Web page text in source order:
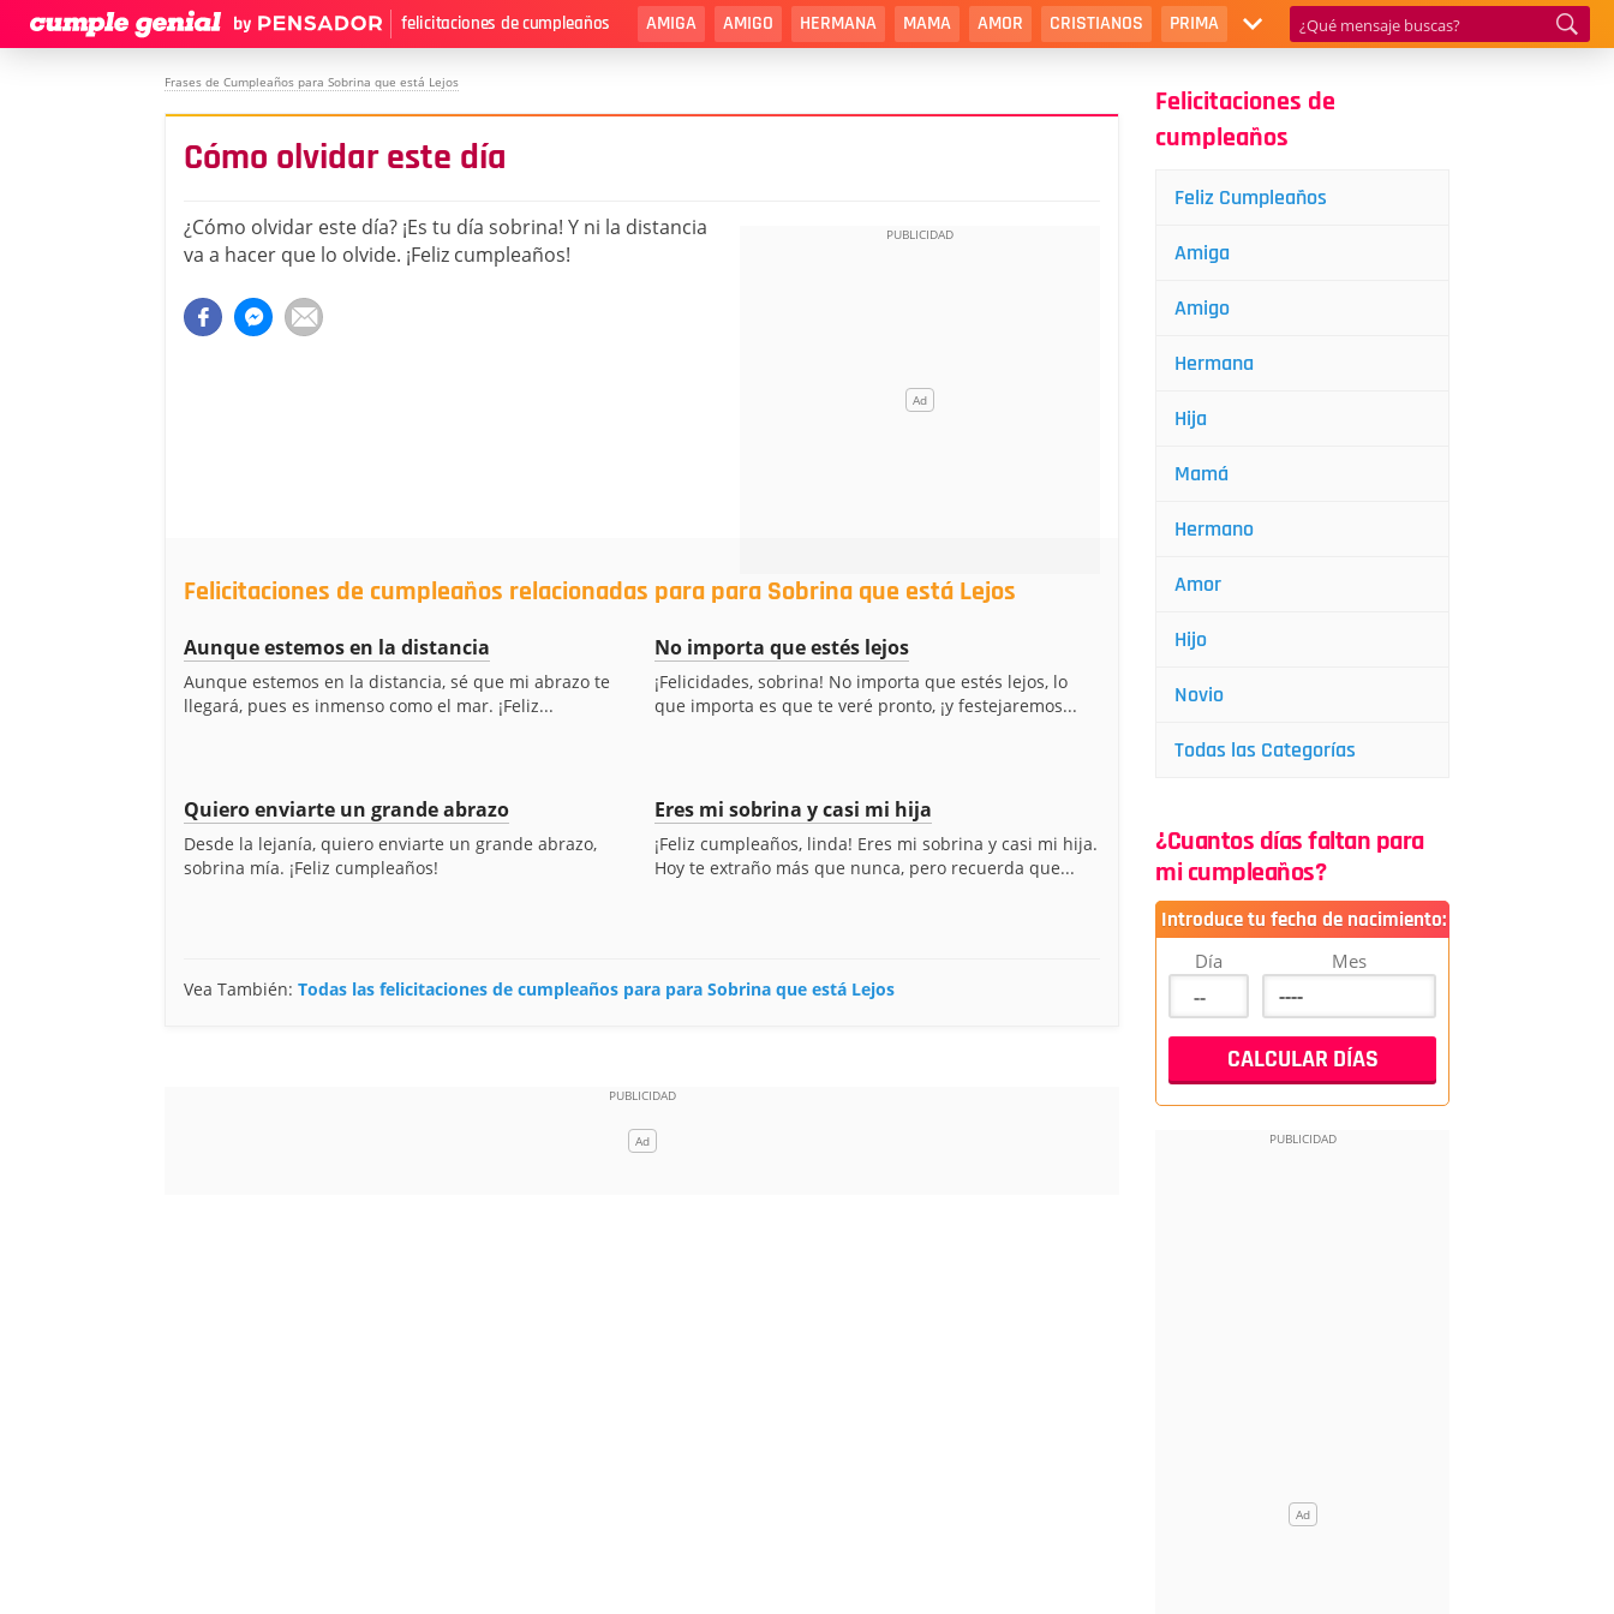
felicitaciones de cumpleaños AMIGA AMIGO HERMANA MAMA AMOR CRISTIANOS PRIMA
Frases de Cumpleaños para Sobrina que está Lejos
Cómo olvidar este día
¿Cómo olvidar este día? ¡Es tu día sobrina! Y ni la distancia
va a hacer que lo olvide. ¡Feliz cumpleaños!
Felicitaciones de cumpleaños relacionadas para para Sobrina que está Lejos
Aunque estemos en la distancia
Aunque estemos en la distancia, sé que mi abrazo te
llegará, pues es inmenso como el mar. ¡Feliz...
No importa que estés lejos
¡Felicidades, sobrina! No importa que estés lejos, lo
que importa es que te veré pronto, ¡y festejaremos...
Quiero enviarte un grande abrazo
Desde la lejanía, quiero enviarte un grande abrazo,
sobrina mía. ¡Feliz cumpleaños!
Eres mi sobrina y casi mi hija
¡Feliz cumpleaños, linda! Eres mi sobrina y casi mi hija.
Hoy te extraño más que nunca, pero recuerda que...
Vea También: Todas las felicitaciones de cumpleaños para para Sobrina que está Lejos
Felicitaciones de
cumpleaños
Feliz Cumpleaños
Amiga
Amigo
Hermana
Hija
Mamá
Hermano
Amor
Hijo
Novio
Todas las Categorías
¿Cuantos días faltan para
mi cumpleaños?
Introduce tu fecha de nacimiento:
Día Mes